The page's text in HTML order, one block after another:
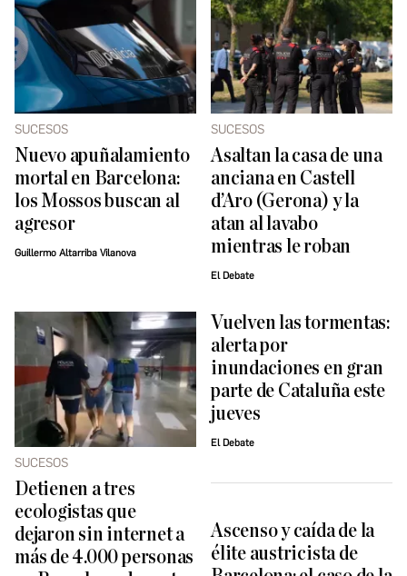
SUCESOS
Nuevo apuñalamiento
mortal en Barcelona:
los Mossos buscan al
agresor
Guillermo Altarriba Vilanova
SUCESOS
Asaltan la casa de una
anciana en Castell
d’Aro (Gerona) y la
atan al lavabo
mientras le roban
El Debate
SUCESOS
Detienen a tres
ecologistas que
dejaron sin internet a
más de 4.000 personas
Vuelven las tormentas:
alerta por
inundaciones en gran
parte de Cataluña este
jueves
El Debate
Ascenso y caída de la
élite austricista de